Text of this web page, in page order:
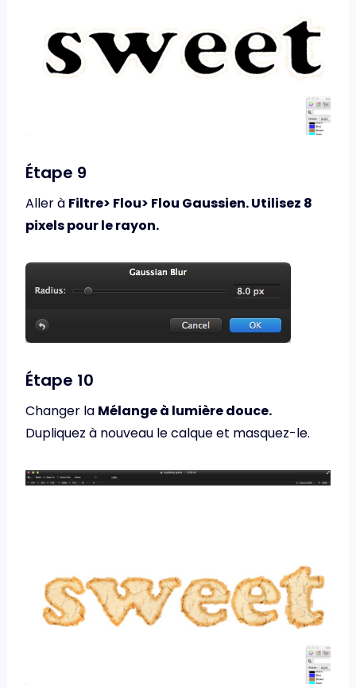
Étape 9
Aller à Filtre> Flou> Flou Gaussien. Utilisez 8
pixels pour le rayon.
Étape 10
Changer la Mélange à lumière douce.
Dupliquez à nouveau le calque et masquez-le.